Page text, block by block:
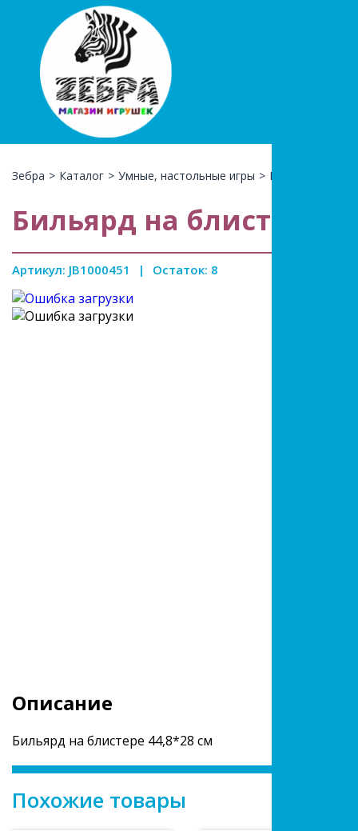
Зебра > Каталог > Умные, настольные игры > Пазлы, лото,
Бильярд на блистере
Артикул: JB1000451 | Остаток: 8
Описание
Бильярд на блистере 44,8*28 см
Похожие товары